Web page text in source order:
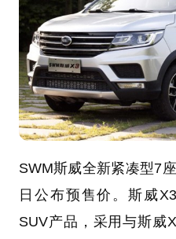
SWM斯威全新紧凑型7
日公布预售价。斯威
SUV产品，采用与斯威